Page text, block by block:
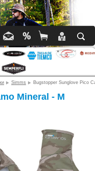
Simms Bugstopper Sunglove Pico
Mineral - M